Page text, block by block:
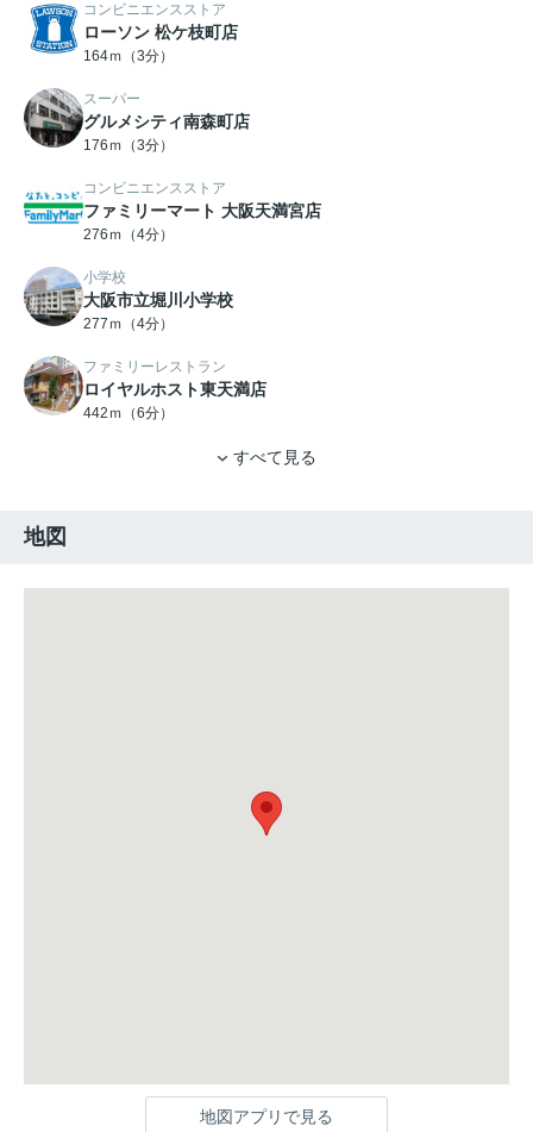
コンビニエンスストア
ローソン 松ケ枝町店
164ｍ（3分）
スーパー
グルメシティ南森町店
176ｍ（3分）
コンビニエンスストア
ファミリーマート 大阪天満宮店
276ｍ（4分）
小学校
大阪市立堀川小学校
277ｍ（4分）
ファミリーレストラン
ロイヤルホスト東天満店
442ｍ（6分）
すべて見る
地図
地図アプリで見る